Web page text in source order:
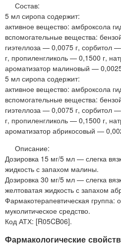
Состав:
5 мл сиропа содержит:
активное вещество: амброксола
вспомогательные вещества:
гиэтеллоза — 0,0075 г, сорбитол
г, пропиленгликоль — 0,1500 г,
ароматизатор малиновый —
5 мл сиропа содержит:
активное вещество: амброксола
вспомогательные вещества:
гиэтеллоза — 0,0075 г, сорбитол
г, пропиленгликоль — 0,1500 г,
ароматизатор абрикосовый —
Описание:
Дозировка 15 мг/5 мл — слегка
жидкость с запахом малины.
Дозировка 30 мг/5 мл — слегка
желтоватая жидкость с запахом
Фармакотерапевтическая группа:
муколитическое средство.
Код АТХ: [R05CB06].
Фармакологические